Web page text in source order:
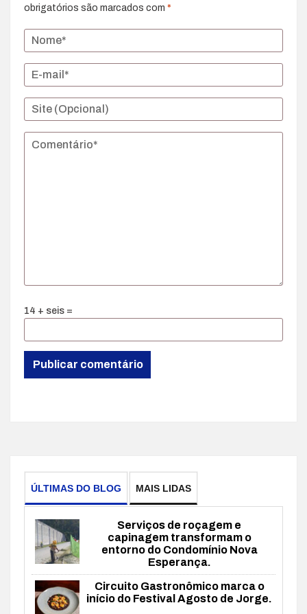
obrigatórios são marcados com *
14 + seis =
ÚLTIMAS DO BLOG MAIS LIDAS
Serviços de roçagem e
capinagem transformam o
entorno do Condomínio Nova
Esperança.
Circuito Gastronômico marca o
início do Festival Agosto de Jorge.